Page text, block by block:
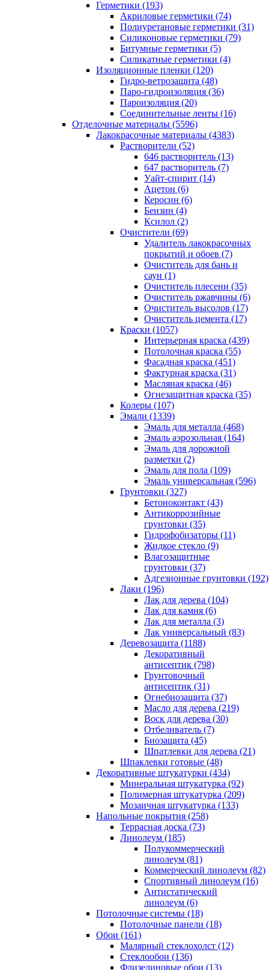
Герметики (193)
Акриловые герметики (74)
Полиуретановые герметики (31)
Силиконовые герметики (79)
Битумные герметики (5)
Силикатные герметики (4)
Изоляционные пленки (120)
Гидро-ветрозащита (48)
Паро-гидроизоляция (36)
Пароизоляция (20)
Соединительные ленты (16)
Отделочные материалы (5596)
Лакокрасочные материалы (4383)
Растворители (52)
646 растворитель (13)
647 растворитель (7)
Уайт-спирит (14)
Ацетон (6)
Керосин (6)
Бензин (4)
Ксилол (2)
Очистители (69)
Удалитель лакокрасочных
покрытий и обоев (7)
Очиститель для бань и
саун (1)
Очиститель плесени (35)
Очиститель ржавчины (6)
Очиститель высолов (17)
Очиститель цемента (17)
Краски (1057)
Интерьерная краска (439)
Потолочная краска (55)
Фасадная краска (451)
Фактурная краска (31)
Масляная краска (46)
Огнезащитная краска (35)
Колеры (107)
Эмали (1339)
Эмаль для металла (468)
Эмаль аэрозольная (164)
Эмаль для дорожной
разметки (2)
Эмаль для пола (109)
Эмаль универсальная (596)
Грунтовки (327)
Бетоноконтакт (43)
Антикоррозийные
грунтовки (35)
Гидрофобизаторы (11)
Жидкое стекло (9)
Влагозащитные
грунтовки (37)
Адгезионные грунтовки (192)
Лаки (196)
Лак для дерева (104)
Лак для камня (6)
Лак для металла (3)
Лак универсальный (83)
Деревозащита (1188)
Декоративный
антисептик (798)
Грунтовочный
антисептик (31)
Огнебиозащита (37)
Масло для дерева (219)
Воск для дерева (30)
Отбеливатель (7)
Биозащита (45)
Шпатлевки для дерева (21)
Шпаклевки готовые (48)
Декоративные штукатурки (434)
Минеральная штукатурка (92)
Полимерная штукатурка (209)
Мозаичная штукатурка (133)
Напольные покрытия (258)
Террасная доска (73)
Линолеум (185)
Полукоммерческий
линолеум (81)
Коммерческий линолеум (82)
Спортивный линолеум (16)
Антистатический
линолеум (6)
Потолочные системы (18)
Потолочные панели (18)
Обои (161)
Малярный стеклохолст (12)
Стеклообои (136)
Флизелиновые обои (13)